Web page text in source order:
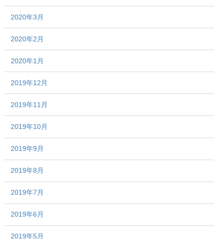
2020年3月
2020年2月
2020年1月
2019年12月
2019年11月
2019年10月
2019年9月
2019年8月
2019年7月
2019年6月
2019年5月